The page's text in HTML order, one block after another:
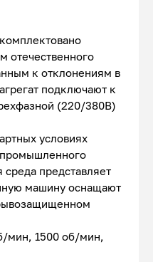
отечественного
к отклонениям в
подключают к
(220/380В)
условиях
представляет
машину оснащают
мин, 1500 об/мин,